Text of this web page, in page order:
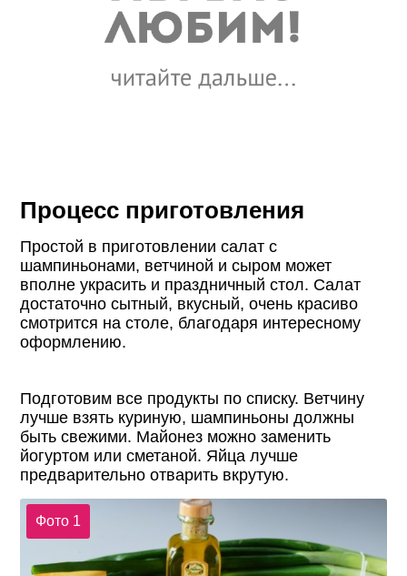
Процесс приготовления
Простой в приготовлении салат с
шампиньонами, ветчиной и сыром может
вполне украсить и праздничный стол. Салат
достаточно сытный, вкусный, очень красиво
смотрится на столе, благодаря интересному
оформлению.
Подготовим все продукты по списку. Ветчину
лучше взять куриную, шампиньоны должны
быть свежими. Майонез можно заменить
йогуртом или сметаной. Яйца лучше
предварительно отварить вкрутую.
Фото 1